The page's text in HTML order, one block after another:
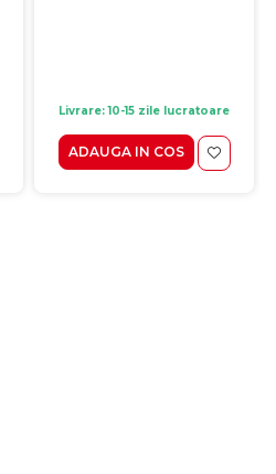
Livrare: 10-15 zile lucratoare
ADAUGA IN COS